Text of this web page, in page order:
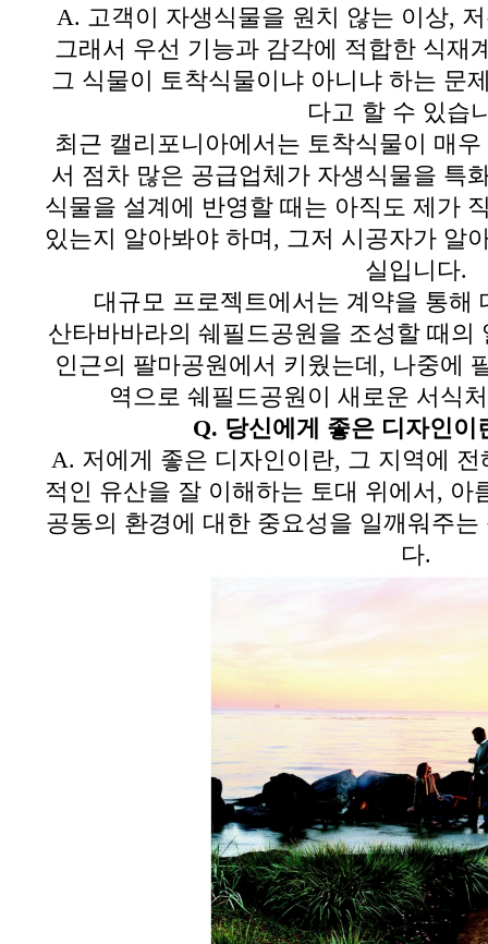
A. 고객이 자생식물을 원치 않는 이상,
그래서 우선 기능과 감각에 적합한 식재
그 식물이 토착식물이냐 아니냐 하는 문
다고 할 수 있습
최근 캘리포니아에서는 토착식물이 매
서 점차 많은 공급업체가 자생식물을 특
식물을 설계에 반영할 때는 아직도 제가
있는지 알아봐야 하며, 그저 시공자가 알
실입니다.
대규모 프로젝트에서는 계약을 통해
산타바바라의 쉐필드공원을 조성할 때의
인근의 팔마공원에서 키웠는데, 나중에
역으로 쉐필드공원이 새로운 서식
Q. 당신에게 좋은 디자인이
A. 저에게 좋은 디자인이란, 그 지역에
적인 유산을 잘 이해하는 토대 위에서 , 아
공동의 환경에 대한 중요성을 일깨워주
다.